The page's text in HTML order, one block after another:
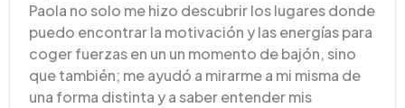
Paola no solo me hizo descubrir los lugares donde
puedo encontrar la motivación y las energías para
coger fuerzas en un un momento de bajón, sino
que también; me ayudó a mirarme a mi misma de
una forma distinta y a saber entender mis